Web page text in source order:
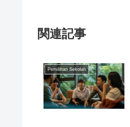
関連記事
Pemilihan Sekolah